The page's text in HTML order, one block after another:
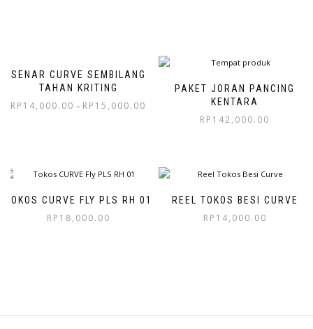
SENAR CURVE SEMBILANG
TAHAN KRITING
RP 14,000.00 – RP 15,000.00
PAKET JORAN PANCING
KENTARA
RP 142,000.00
TOKOS CURVE FLY PLS RH 01
RP 18,000.00
REEL TOKOS BESI CURVE
RP 14,000.00